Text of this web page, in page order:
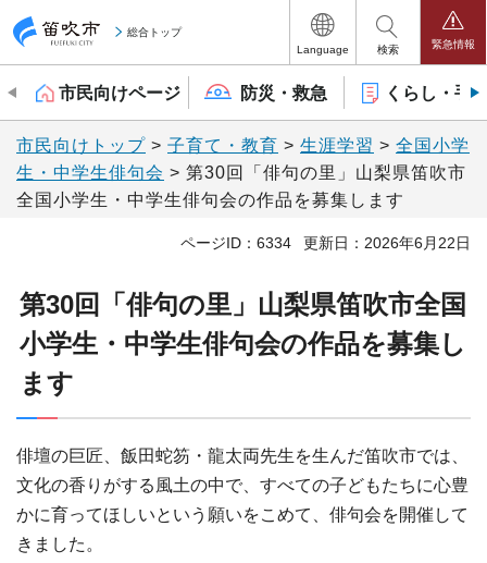
笛吹市
総合トップ
Language
検索 緊急情報
市民向けページ 防災・救急 くらし・手
市民向けトップ > 子育て・教育 > 生涯学習 > 全国小学
生・中学生俳句会 > 第30回「俳句の里」山梨県笛吹市
全国小学生・中学生俳句会の作品を募集します
ページID：6334 更新日：2026年6月22日
第30回「俳句の里」山梨県笛吹市全国
小学生・中学生俳句会の作品を募集し
ます
俳壇の巨匠、飯田蛇笏・龍太両先生を生んだ笛吹市では、
文化の香りがする風土の中で、すべての子どもたちに心豊
かに育ってほしいという願いをこめて、俳句会を開催して
きました。